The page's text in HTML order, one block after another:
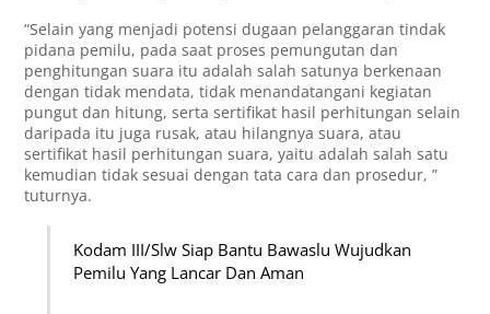
“Selain yang menjadi potensi dugaan pelanggaran tindak
pidana pemilu, pada saat proses pemungutan dan
penghitungan suara itu adalah salah satunya berkenaan
dengan tidak mendata, tidak menandatangani kegiatan
pungut dan hitung, serta sertifikat hasil perhitungan selain
daripada itu juga rusak, atau hilangnya suara, atau
sertifikat hasil perhitungan suara, yaitu adalah salah satu
kemudian tidak sesuai dengan tata cara dan prosedur, ”
tuturnya.
Kodam III/Slw Siap Bantu Bawaslu Wujudkan
Pemilu Yang Lancar Dan Aman